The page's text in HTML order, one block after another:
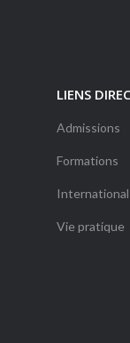
LIENS
Admissions
Formations
International
Vie pratique